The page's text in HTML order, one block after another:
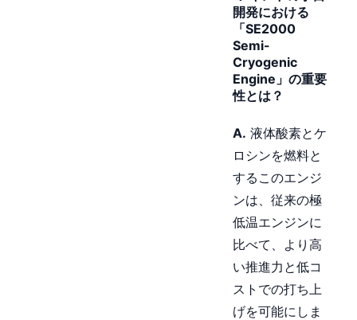
開発における
「SE2000
Semi-
Cryogenic
Engine」の重要
性とは？
A. 液体酸素とケ
ロシンを燃料と
するこのエンジ
ンは、従来の極
低温エンジンに
比べて、より高
い推進力と低コ
ストでの打ち上
げを可能にしま